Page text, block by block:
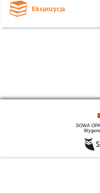
Ekspozycja
SOWA